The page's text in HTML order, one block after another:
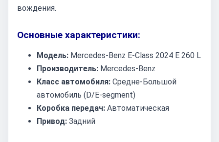
вождения.
Основные характеристики:
Модель: Mercedes-Benz E-Class 2024 E 260 L
Производитель: Mercedes-Benz
Класс автомобиля: Средне-Большой
автомобиль (D/E-segment)
Коробка передач: Автоматическая
Привод: Задний